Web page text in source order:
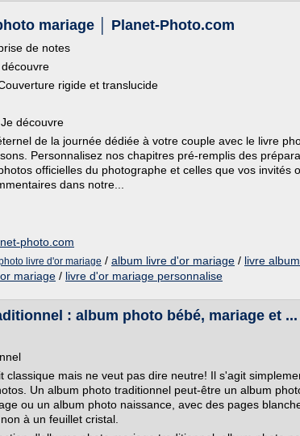
mariage │ Planet-Photo.com
de notes
rigide et translucide
découvre
de la journée dédiée à votre couple avec le livre
Personnalisez nos chapitres pré-remplis des
officielles du photographe et celles que vos invités
dans notre...
photo.com
livre d'or mariage / album livre d'or mariage / livre
mariage / livre d'or mariage personnalise
: album photo bébé, mariage et ...
classique mais ne veut pas dire neutre! Il s'agit
Un album photo traditionnel peut-être un album
ou un album photo naissance, avec des pages
à un feuillet cristal.